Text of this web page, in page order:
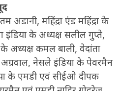
महिंद्रा एंड महिंद्रा के
इंडिया के अध्यक्ष सलील गुप्ते,
के अध्यक्ष कमल बाली, वेदांता
नेसले इंडिया के पेवरमैन
के एमडी एवं सीईओ दीपक